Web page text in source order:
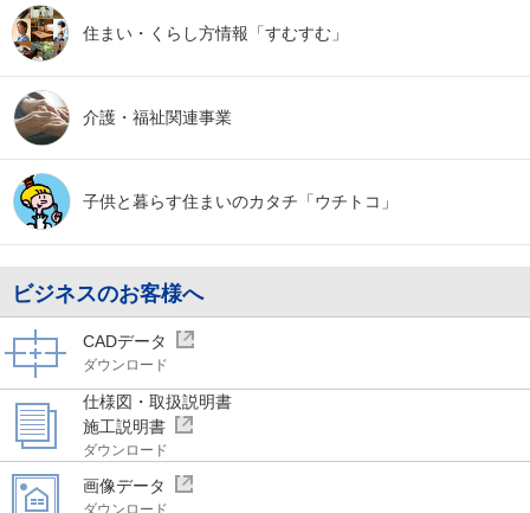
住まい・くらし方情報「すむすむ」
介護・福祉関連事業
子供と暮らす住まいのカタチ 「ウチトコ」
ビジネスのお客様へ
CADデータ
ダウンロード
仕様図・取扱説明書
施工説明書
ダウンロード
画像データ
ダウンロード